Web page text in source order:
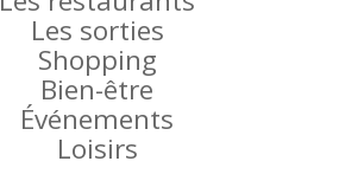
Les sorties
Shopping
Bien-être
Événements
Loisirs